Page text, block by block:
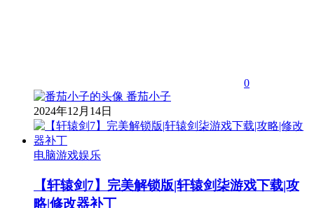
0
番茄小子
2024年12月14日
电脑游戏娱乐
【轩辕剑7】完美解锁版|轩辕剑柒游戏下载|攻
略|修改器补丁